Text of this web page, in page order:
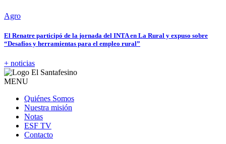
Agro
El Renatre participó de la jornada del INTA en La Rural y expuso sobre
“Desafíos y herramientas para el empleo rural”
+ noticias
MENU
Quiénes Somos
Nuestra misión
Notas
ESF TV
Contacto